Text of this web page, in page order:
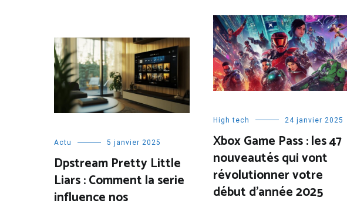
High tech 24 janvier 2025
Xbox Game Pass : les 47
nouveautés qui vont
révolutionner votre
début d’année 2025
Actu 5 janvier 2025
Dpstream Pretty Little
Liars : Comment la serie
influence nos